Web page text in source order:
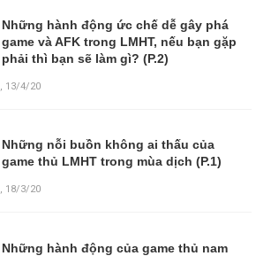
Những hành động ức chế dễ gây phá
game và AFK trong LMHT, nếu bạn gặp
phải thì bạn sẽ làm gì? (P.2)
, 13/4/20
Những nỗi buồn không ai thấu của
game thủ LMHT trong mùa dịch (P.1)
, 18/3/20
Những hành động của game thủ nam